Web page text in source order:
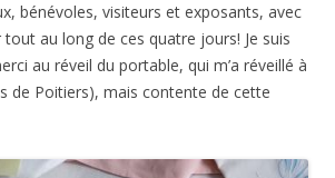
bénévoles, visiteurs et exposants, avec
tout au long de ces quatre jours! Je suis
au réveil du portable, qui m’a réveillé à
de Poitiers), mais contente de cette